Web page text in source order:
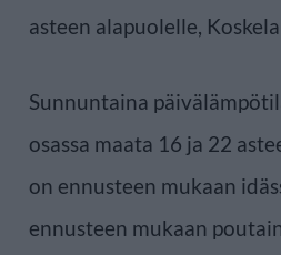
asteen alapuolelle,
Sunnuntaina
osassa maata 16 ja 22
on ennusteen mukaan
ennusteen mukaan